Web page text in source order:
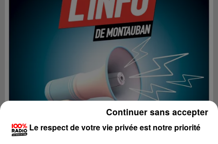
Le respect de votre vie privée est notre priorité
Continuer sans accepter